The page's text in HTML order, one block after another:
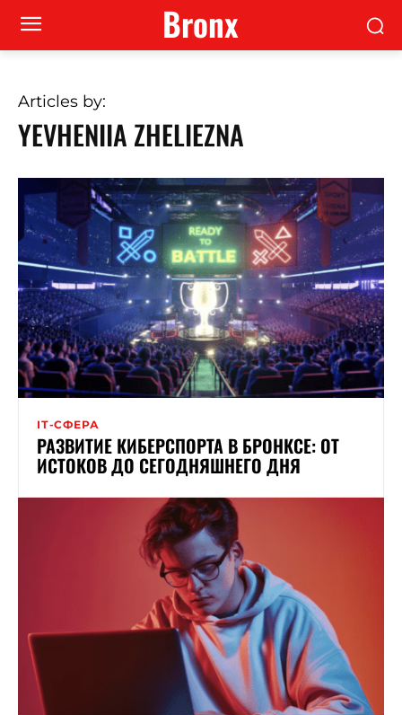
Bronx
Articles by:
YEVHENIIA ZHELIEZNA
ІТ-СФЕРА
РАЗВИТИЕ КИБЕРСПОРТА В БРОНКСЕ: ОТ
ИСТОКОВ ДО СЕГОДНЯШНЕГО ДНЯ